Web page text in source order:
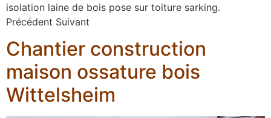
isolation laine de bois pose sur toiture sarking.
Précédent Suivant
Chantier construction
maison ossature bois
Wittelsheim